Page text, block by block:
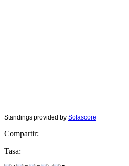
Standings provided by Sofascore
Compartir:
Tasa: